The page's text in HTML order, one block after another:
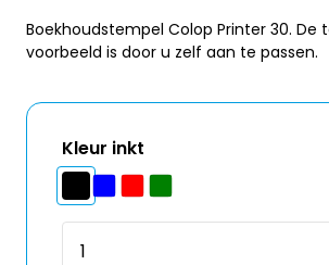
Boekhoudstempel Colop Printer 30. De
voorbeeld is door u zelf aan te passen.
Kleur inkt